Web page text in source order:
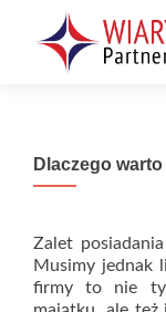
Dlaczego
Zalet
Musimy jednak
firmy to nie